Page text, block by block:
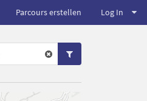
Parcours erstellen Log In